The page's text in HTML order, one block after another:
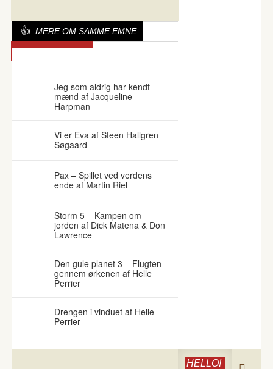
MERE OM SAMME EMNE
SCIENCE FICTION SPÆNDING
Jeg som aldrig har kendt
mænd af Jacqueline
Harpman
Vi er Eva af Steen Hallgren
Søgaard
Pax – Spillet ved verdens
ende af Martin Riel
Storm 5 – Kampen om
jorden af Dick Matena & Don
Lawrence
Den gule planet 3 – Flugten
gennem ørkenen af Helle
Perrier
Drengen i vinduet af Helle
Perrier
HELLO!